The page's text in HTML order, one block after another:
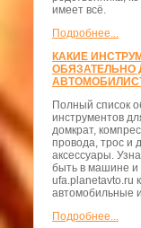
имеет всё.
Подробнее...
КАКИЕ
Полный список
инструментов
домкрат,
провода, трос и
аксессуары.
быть в машине и
ufa.planetavto.ru
автомобильные
Подробнее...